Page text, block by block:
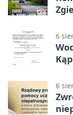
6
6